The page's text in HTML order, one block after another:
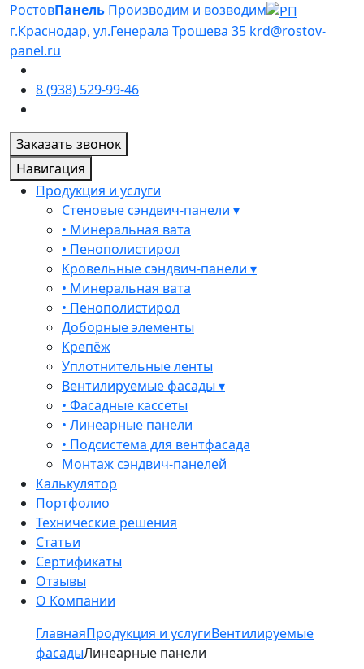
РостовПанель Производим и возводим
г.Краснодар, ул.Генерала Трошева 35 krd@rostov-
panel.ru
8 (938) 529-99-46
Заказать звонок
Навигация
Продукция и услуги
Стеновые сэндвич-панели ▾
• Минеральная вата
• Пенополистирол
Кровельные сэндвич-панели ▾
• Минеральная вата
• Пенополистирол
Доборные элементы
Крепёж
Уплотнительные ленты
Вентилируемые фасады ▾
• Фасадные кассеты
• Линеарные панели
• Подсистема для вентфасада
Монтаж сэндвич-панелей
Калькулятор
Портфолио
Технические решения
Статьи
Сертификаты
Отзывы
О Компании
ГлавнаяПродукция и услугиВентилируемые
фасадыЛинеарные панели